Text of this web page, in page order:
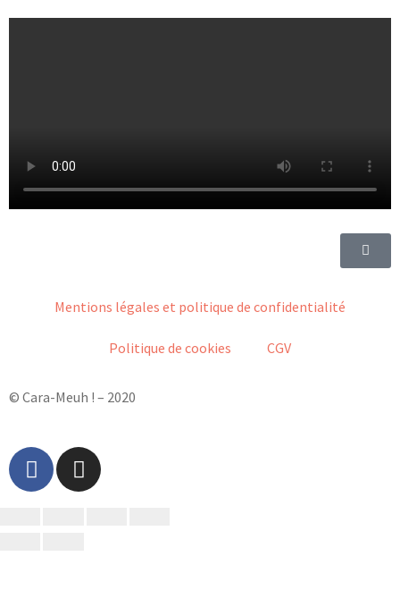
Mentions légales et politique de confidentialité
Politique de cookies CGV
© Cara-Meuh ! – 2020